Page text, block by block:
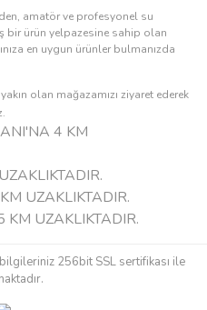
amatör ve profesyonel su
bir ürün yelpazesine sahip olan
en uygun ürünler bulmanızda
yakın olan mağazamızı ziyaret ederek
4 KM
UZAKLIKTADIR.
KM UZAKLIKTADIR.
bilgileriniz 256bit SSL sertifikası ile